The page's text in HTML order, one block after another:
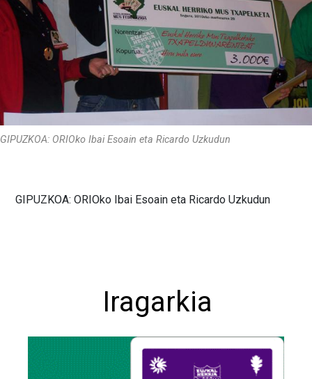
GIPUZKOA: ORIOko Ibai Esoain eta Ricardo Uzkudun
GIPUZKOA: ORIOko Ibai Esoain eta Ricardo Uzkudun
Iragarkia